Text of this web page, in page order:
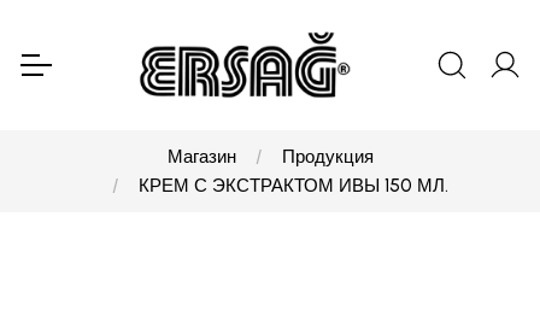
Магазин
Продукция
КРЕМ С ЭКСТРАКТОМ ИВЫ 150 МЛ.